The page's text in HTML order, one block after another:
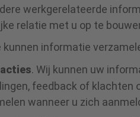
werkgerelateerde
relatie met u op te
kunnen informatie
. Wij kunnen uw
feedback of klachten
wanneer u zich